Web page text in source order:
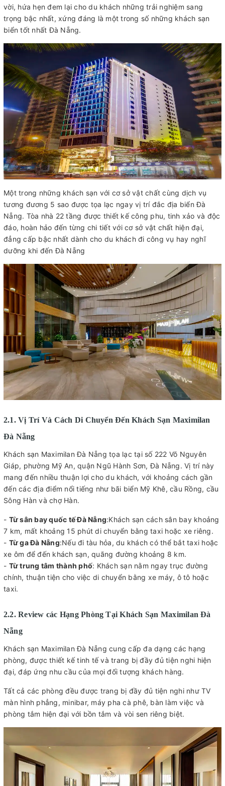
vời, hứa hẹn đem lại cho du khách những trải nghiệm sang
trọng bậc nhất, xứng đáng là một trong số những khách sạn
biển tốt nhất Đà Nẵng.
Một trong những khách sạn với cơ sở vật chất cùng dịch vụ
tương đương 5 sao được tọa lạc ngay vị trí đắc địa biển Đà
Nẵng. Tòa nhà 22 tầng được thiết kế công phu, tinh xảo và độc
đáo, hoàn hảo đến từng chi tiết với cơ sở vật chất hiện đại,
đẳng cấp bậc nhất dành cho du khách đi công vụ hay nghĩ
dưỡng khi đến Đà Nẵng
2.1. Vị Trí Và Cách Di Chuyển Đến Khách Sạn Maximilan
Đà Nẵng
Khách sạn Maximilan Đà Nẵng tọa lạc tại số 222 Võ Nguyên
Giáp, phường Mỹ An, quận Ngũ Hành Sơn, Đà Nẵng. Vị trí này
mang đến nhiều thuận lợi cho du khách, với khoảng cách gần
đến các địa điểm nổi tiếng như bãi biển Mỹ Khê, cầu Rồng, cầu
Sông Hàn và chợ Hàn.
- Từ sân bay quốc tế Đà Nẵng:Khách sạn cách sân bay khoảng
7 km, mất khoảng 15 phút di chuyển bằng taxi hoặc xe riêng.
- Từ ga Đà Nẵng:Nếu đi tàu hỏa, du khách có thể bắt taxi hoặc
xe ôm để đến khách sạn, quãng đường khoảng 8 km.
- Từ trung tâm thành phố: Khách sạn nằm ngay trục đường
chính, thuận tiện cho việc di chuyển bằng xe máy, ô tô hoặc
taxi.
2.2. Review các Hạng Phòng Tại Khách Sạn Maximilan Đà
Nẵng
Khách sạn Maximilan Đà Nẵng cung cấp đa dạng các hạng
phòng, được thiết kế tinh tế và trang bị đầy đủ tiện nghi hiện
đại, đáp ứng nhu cầu của mọi đối tượng khách hàng.
Tất cả các phòng đều được trang bị đầy đủ tiện nghi như TV
màn hình phẳng, minibar, máy pha cà phê, bàn làm việc và
phòng tắm hiện đại với bồn tắm và vòi sen riêng biệt.